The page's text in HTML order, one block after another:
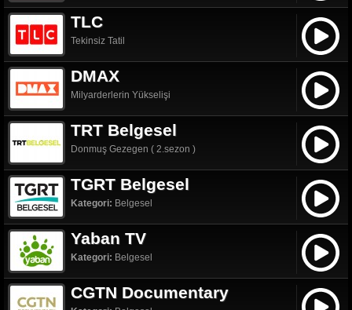
TLC
Tekinsiz Tatil
DMAX
Milyarderlerin Yükselişi
TRT Belgesel
Donmuş Gezegen ( 2.sezon )
TGRT Belgesel
Kategori: Belgesel
Yaban TV
Kategori: Belgesel
CGTN Documentary